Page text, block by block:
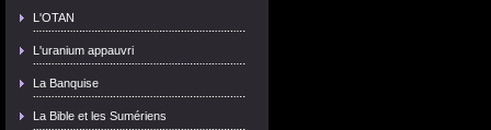
L'OTAN
L'uranium appauvri
La Banquise
La Bible et les Sumériens